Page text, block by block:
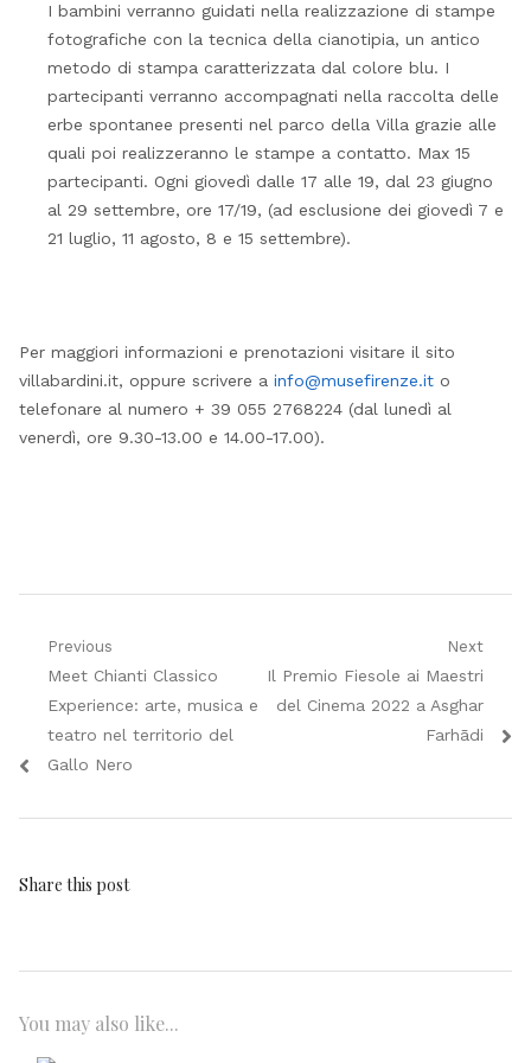
I bambini verranno guidati nella realizzazione di stampe
fotografiche con la tecnica della cianotipia, un antico
metodo di stampa caratterizzata dal colore blu. I
partecipanti verranno accompagnati nella raccolta delle
erbe spontanee presenti nel parco della Villa grazie alle
quali poi realizzeranno le stampe a contatto. Max 15
partecipanti. Ogni giovedì dalle 17 alle 19, dal 23 giugno
al 29 settembre, ore 17/19, (ad esclusione dei giovedì 7 e
21 luglio, 11 agosto, 8 e 15 settembre).
Per maggiori informazioni e prenotazioni visitare il sito
villabardini.it, oppure scrivere a info@musefirenze.ito
telefonare al numero + 39 055 2768224 (dal lunedì al
venerdì, ore 9.30-13.00 e 14.00-17.00).
Navigazione
articoli
Previous
Previous
post:
Meet Chianti Classico
Experience: arte, musica e
teatro nel territorio del
Gallo Nero
Next
Next
post:
Il Premio Fiesole ai Maestri
del Cinema 2022 a Asghar
Farhādi
Share this post
You may also like...